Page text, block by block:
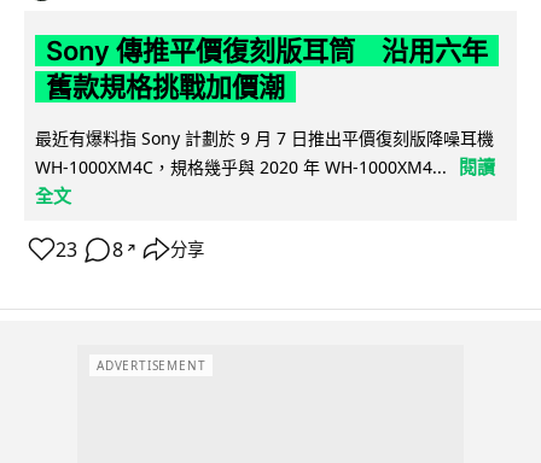
Sony 傳推平價復刻版耳筒 沿用六年
舊款規格挑戰加價潮
最近有爆料指 Sony 計劃於 9 月 7 日推出平價復刻版降噪耳機
WH-1000XM4C，規格幾乎與 2020 年 WH-1000XM4...
閱讀
全文
23 8 ↗ 分享
ADVERTISEMENT